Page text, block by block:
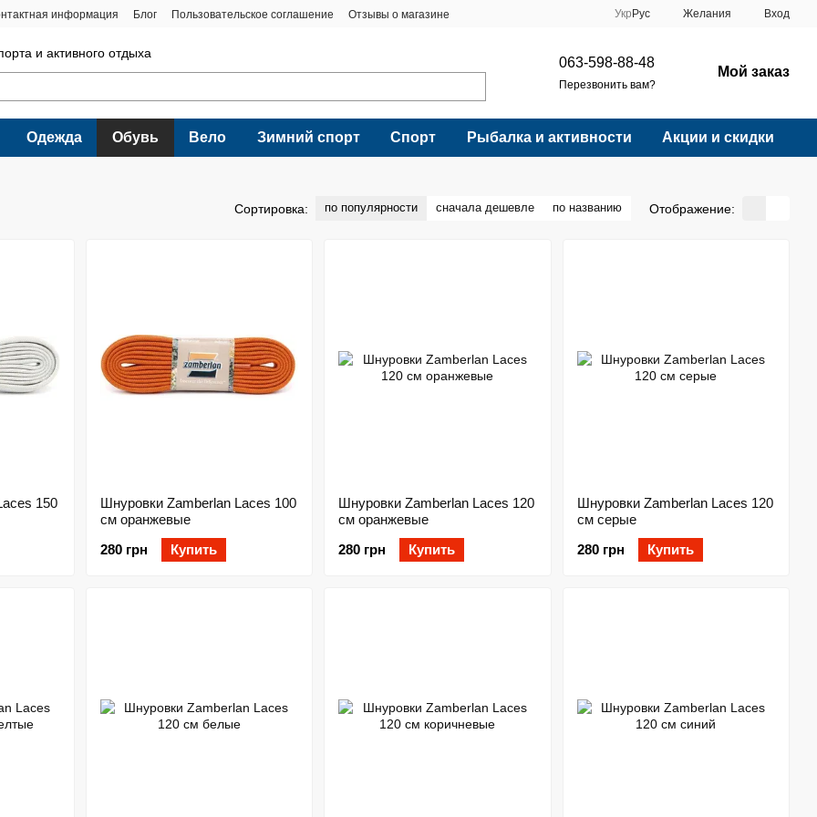
информация Блог Пользовательское соглашение Отзывы о магазине Укр Рус Желания Вход
и активного отдыха
063-598-88-48
Перезвонить вам?
Мой заказ
Одежда Обувь Вело Зимний спорт Спорт Рыбалка и активности Акции и скидки
Сортировка: по популярности сначала дешевле по названию Отображение:
150
Шнуровки Zamberlan Laces 100
см оранжевые
280 грн
Купить
Шнуровки Zamberlan Laces 120
см оранжевые
280 грн
Купить
Шнуровки Zamberlan Laces 120
см серые
280 грн
Купить